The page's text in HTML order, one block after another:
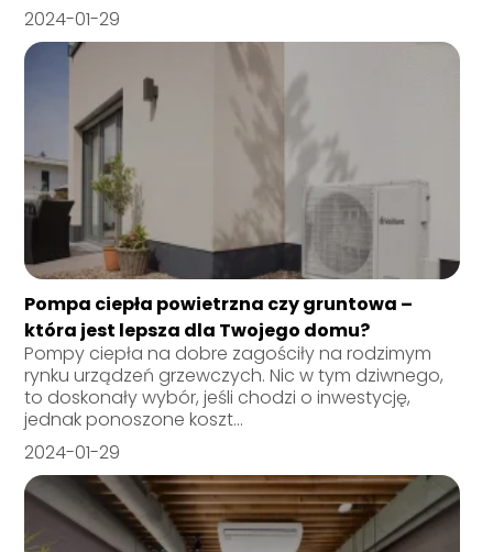
2024-01-29
Pompa ciepła powietrzna czy gruntowa –
która jest lepsza dla Twojego domu?
Pompy ciepła na dobre zagościły na rodzimym
rynku urządzeń grzewczych. Nic w tym dziwnego,
to doskonały wybór, jeśli chodzi o inwestycję,
jednak ponoszone koszt...
2024-01-29